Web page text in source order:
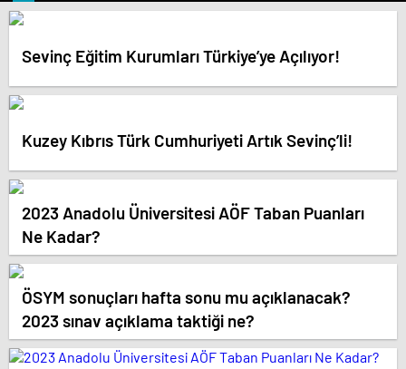
Sevinç Eğitim Kurumları Türkiye’ye Açılıyor!
Kuzey Kıbrıs Türk Cumhuriyeti Artık Sevinç’li!
2023 Anadolu Üniversitesi AÖF Taban Puanları
Ne Kadar?
ÖSYM sonuçları hafta sonu mu açıklanacak?
2023 sınav açıklama taktiği ne?